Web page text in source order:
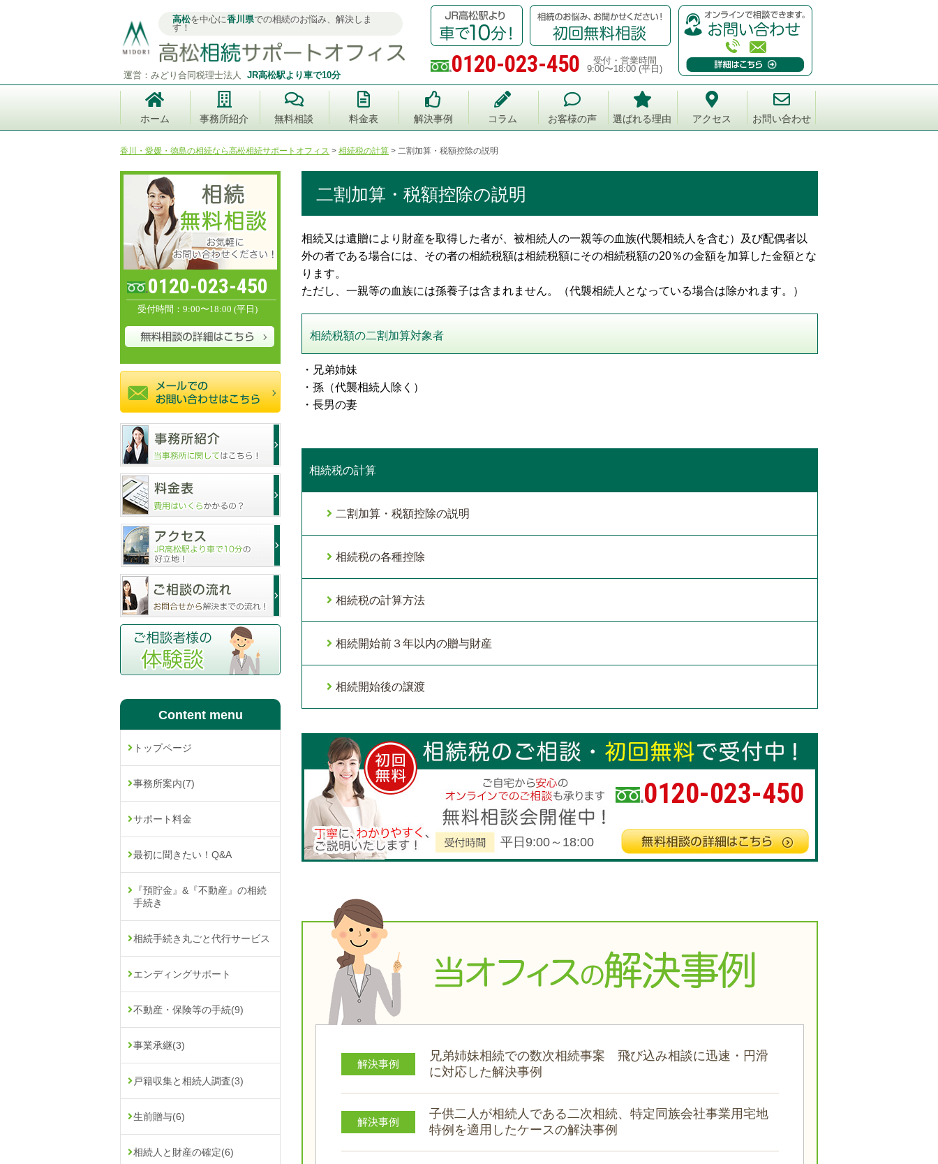
高松を中心に香川県での相続のお悩み、解決しま
す！
運営：みどり合同税理士法人 JR高松駅より車で10分 0120-023-450
受付・営業時間
9:00〜18:00 (平日)
ホーム 事務所紹介 無料相談 料金表 解決事例 コラム お客様の声 選ばれる理由 アクセス お問い合わせ
香川・愛媛・徳島の相続なら高松相続サポートオフィス > 相続税の計算 > 二割加算・税額控除の説明
二割加算・税額控除の説明
相続又は遺贈により財産を取得した者が、被相続人の一親等の血族(代襲相続人を含む）及び配偶者以
外の者である場合には、その者の相続税額は相続税額にその相続税額の20％の金額を加算した金額とな
ります。
ただし、一親等の血族には孫養子は含まれません。（代襲相続人となっている場合は除かれます。）
相続税額の二割加算対象者
・兄弟姉妹
・孫（代襲相続人除く）
・長男の妻
相続税の計算
二割加算・税額控除の説明
相続税の各種控除
相続税の計算方法
相続開始前３年以内の贈与財産
相続開始後の譲渡
0120-023-450
平日9:00～18:00
解決事例
兄弟姉妹相続での数次相続事案 飛び込み相談に迅速・円滑
に対応した解決事例
解決事例
子供二人が相続人である二次相続、特定同族会社事業用宅地
特例を適用したケースの解決事例
0120-023-450
受付時間：9:00〜18:00 (平日)
Content menu
トップページ
事務所案内(7)
サポート料金
最初に聞きたい！Q&A
『預貯金』&『不動産』の相続
手続き
相続手続き丸ごと代行サービス
エンディングサポート
不動産・保険等の手続(9)
事業承継(3)
戸籍収集と相続人調査(3)
生前贈与(6)
相続人と財産の確定(6)